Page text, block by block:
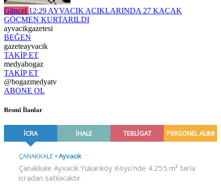
Güncel 12:29 AYVACIK AÇIKLARINDA 27 KAÇAK
GÖÇMEN KURTARILDI
ayvacikgazetesi
BEĞEN
gazeteayvacik
TAKİP ET
medyabogaz
TAKİP ET
@bogazmedyatv
ABONE OL
Resmî İlanlar